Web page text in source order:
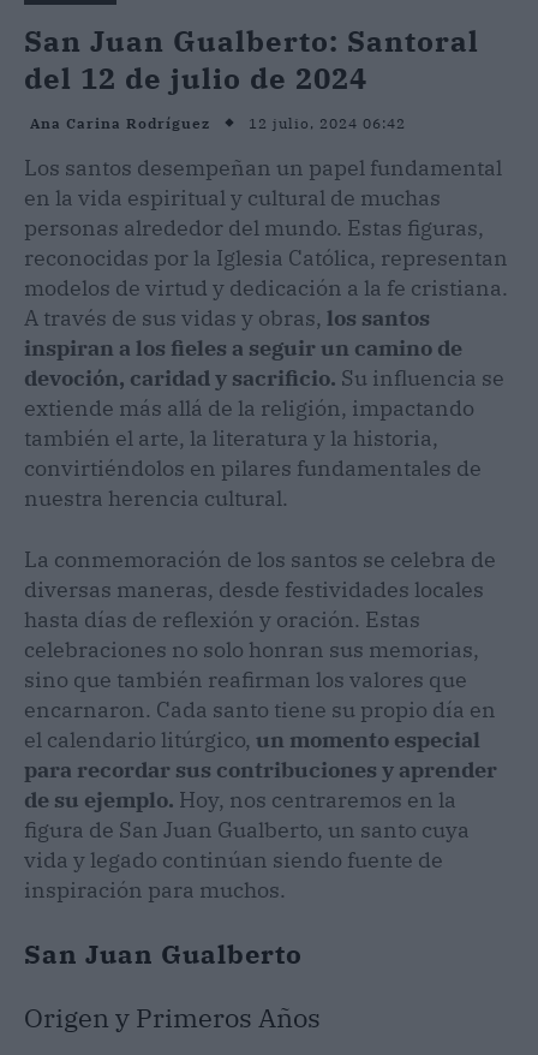
San Juan Gualberto: Santoral
del 12 de julio de 2024
Ana Carina Rodríguez 12 julio, 2024 06:42
Los santos desempeñan un papel fundamental
en la vida espiritual y cultural de muchas
personas alrededor del mundo. Estas figuras,
reconocidas por la Iglesia Católica, representan
modelos de virtud y dedicación a la fe cristiana.
A través de sus vidas y obras, los santos
inspiran a los fieles a seguir un camino de
devoción, caridad y sacrificio. Su influencia se
extiende más allá de la religión, impactando
también el arte, la literatura y la historia,
convirtiéndolos en pilares fundamentales de
nuestra herencia cultural.
La conmemoración de los santos se celebra de
diversas maneras, desde festividades locales
hasta días de reflexión y oración. Estas
celebraciones no solo honran sus memorias,
sino que también reafirman los valores que
encarnaron. Cada santo tiene su propio día en
el calendario litúrgico, un momento especial
para recordar sus contribuciones y aprender
de su ejemplo. Hoy, nos centraremos en la
figura de San Juan Gualberto, un santo cuya
vida y legado continúan siendo fuente de
inspiración para muchos.
San Juan Gualberto
Origen y Primeros Años